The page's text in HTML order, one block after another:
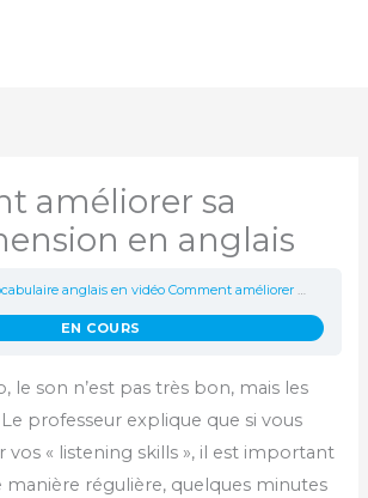
améliorer sa
en anglais
anglais en vidéo Comment améliorer sa compréhension en anglais
EN COURS
le son n’est pas très bon, mais les
professeur explique que si vous
vos « listening skills », il est important
manière régulière, quelques minutes